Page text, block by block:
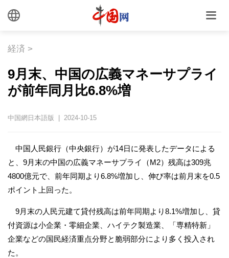
経済 >
9月末、中国の広義マネーサプライ
が前年同月比6.8%増
中国網日本語版 | 2024-10-15
中国人民銀行（中央銀行）が14日に発表したデータによる
と、9月末の中国の広義マネーサプライ（M2）残高は309兆
4800億元で、前年同期より6.8%増加し、伸び率は前月末を0.5
ポイント上回った。
9月末の人民元建て貸付残高は前年同期より8.1%増加し、貸
付資源は小企業・零細企業、ハイテク製造業、「専精特新」
企業などの国民経済重点分野と脆弱部分により多く投入され
た。